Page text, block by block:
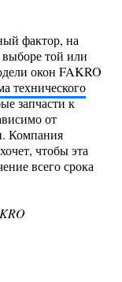
фактор, на
той или
окон FAKRO
технического
запчасти к
от
Компания
чтобы эта
всего срока